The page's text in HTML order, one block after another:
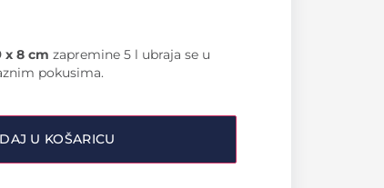
x 8 cm zapremine 5 l ubraja se u
pokusima.
U KOŠARICU